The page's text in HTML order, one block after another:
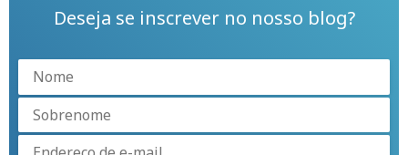
Deseja se inscrever no nosso blog?